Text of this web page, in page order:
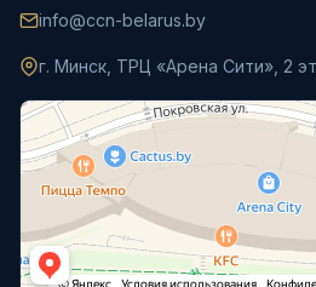
info@ccn-belarus.by
г. Минск, ТРЦ «Арена Сити», 2